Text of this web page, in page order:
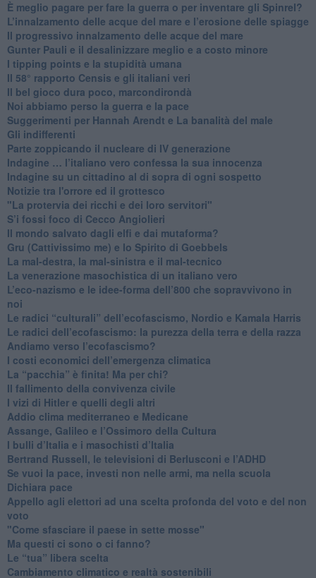
È meglio pagare per fare la guerra o per inventare gli Spinrel?
​L’innalzamento delle acque del mare e l’erosione delle spiagge
​Il progressivo innalzamento delle acque del mare
​Gunter Pauli e il desalinizzare meglio e a costo minore
I tipping points e la stupidità umana
​Il 58° rapporto Censis e gli italiani veri
​Il bel gioco dura poco, marcondirondà
Noi abbiamo perso la guerra e la pace
Suggerimenti per Hannah Arendt e La banalità del male
​Gli indifferenti
Parte zoppicando il nucleare di IV generazione
​Indagine … l’italiano vero confessa la sua innocenza
Indagine su un cittadino al di sopra di ogni sospetto
Notizie tra l'orrore ed il grottesco
"La protervia dei ricchi e dei loro servitori"
S’i fossi foco di Cecco Angiolieri
​Il mondo salvato dagli elfi e dai mutaforma?
Gru (Cattivissimo me) e lo Spirito di Goebbels
​La mal-destra, la mal-sinistra e il mal-tecnico
​La venerazione masochistica di un italiano vero
​L’eco-nazismo e le idee-forma dell’800 che sopravvivono in
noi
​Le radici “culturali” dell’ecofascismo, Nordio e Kamala Harris
Le radici dell’ecofascismo: la purezza della terra e della razza
Andiamo verso l’ecofascismo?
I costi economici dell’emergenza climatica
​La “pacchia” è finita! Ma per chi?
​Il fallimento della convivenza civile
​I vizi di Hitler e quelli degli altri
Addio clima mediterraneo e Medicane
​Assange, Galileo e l’Ossimoro della Cultura
​I bulli d’Italia e i masochisti d’Italia
​Bertrand Russell, le televisioni di Berlusconi e l’ADHD
​Se vuoi la pace, investi non nelle armi, ma nella scuola
​Dichiara pace
​Appello agli elettori ad una scelta profonda del voto e del non
voto
"Come sfasciare il paese in sette mosse"
​Ma questi ci sono o ci fanno?
​Le “tua” libera scelta
Cambiamento climatico e realtà sostenibili